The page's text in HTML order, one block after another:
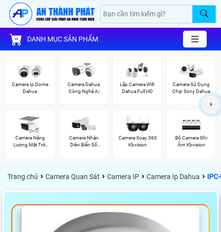
DANH MỤC SẢN PHẨM
Camera Ip Dome
Dahua
Camera Dahua
Công Nghệ Ai
Lắp Camera Wifi
Dahua Full HD
Camera Sử Dụng
Chip Sony Dahua
Camera Năng
Lượng Mặt Trời
Camera Nhận
Diện Biển Số
Camera Xoay 360
Kbvision
Bộ Camera Ghi
Âm Kbvision
Trang chủ › Camera Quan Sát › Camera IP › Camera Ip Dahua ›